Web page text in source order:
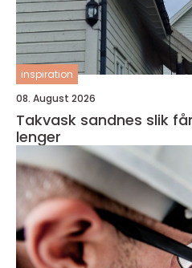
inspiration
08. August 2026
Takvask sandnes slik får du et tak som varer
lenger